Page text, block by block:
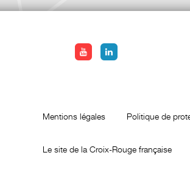
Mentions légales Politique de
Le site de la Croix-Rouge française